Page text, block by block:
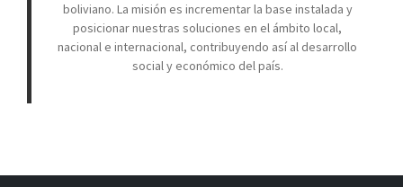
boliviano. La misión es incrementar la base instalada y
posicionar nuestras soluciones en el ámbito local,
nacional e internacional, contribuyendo así al desarrollo
social y económico del país.